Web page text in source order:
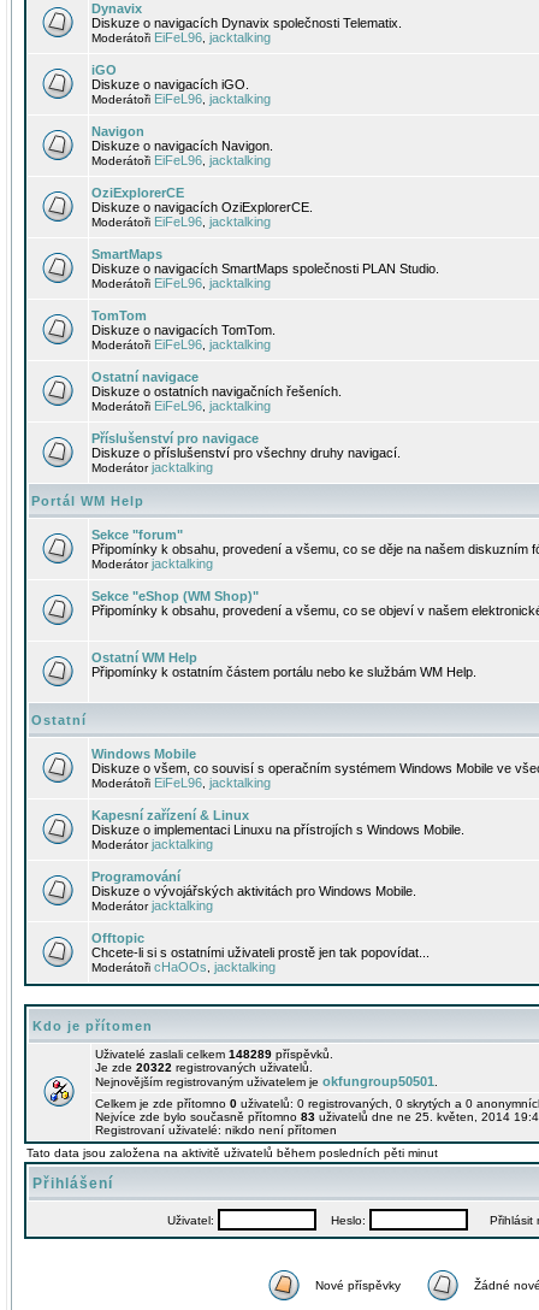
Dynavix
Diskuze o navigacích Dynavix společnosti Telematix.
Moderátoři EiFeL96 jacktalking
iGO
Diskuze o navigacích iGO.
Moderátoři EiFeL96 jacktalking
Navigon
Diskuze o navigacích Navigon.
Moderátoři EiFeL96 jacktalking
OziExplorerCE
Diskuze o navigacích OziExplorerCE.
Moderátoři EiFeL96 jacktalking
SmartMaps
Diskuze o navigacích SmartMaps společnosti PLAN Studio.
Moderátoři EiFeL96 jacktalking
TomTom
Diskuze o navigacích TomTom.
Moderátoři EiFeL96 jacktalking
Ostatní navigace
Diskuze o ostatních navigačních řešeních.
Moderátoři EiFeL96 jacktalking
Příslušenství pro navigace
Diskuze o příslušenství pro všechny druhy navigací.
Moderátorjacktalking
Portál WM Help
Sekce "forum"
Připomínky k obsahu, provedení a všemu, co se děje na našem diskuzním
Moderátorjacktalking
Sekce "eShop (WM Shop)"
Připomínky k obsahu, provedení a všemu, co se objeví v našem
Ostatní WM Help
Připomínky k ostatním částem portálu nebo ke službám WM Help.
Ostatní
Windows Mobile
Diskuze o všem, co souvisí s operačním systémem Windows Mobile ve
Moderátoři EiFeL96 jacktalking
Kapesní zařízení & Linux
Diskuze o implementaci Linuxu na přístrojích s Windows Mobile.
Moderátorjacktalking
Programování
Diskuze o vývojářských aktivitách pro Windows Mobile.
Moderátorjacktalking
Offtopic
Chcete-li si s ostatními uživateli prostě jen tak popovídat...
Moderátoři cHaOOs jacktalking
Kdo je přítomen
Uživatelé zaslali celkem 148289 příspěvků.
Je zde 20322 registrovaných uživatelů.
Nejnovějším registrovaným uživatelem je okfungroup50501
Celkem je zde přítomno 0 uživatelů: 0 registrovaných, 0 skrytých a 0
Nejvíce zde bylo současně přítomno 83 uživatelů dne ne 25. květen, 2014
Registrovaní uživatelé: nikdo není přítomen
Tato data jsou založena na aktivitě uživatelů během posledních pěti minut
Přihlášení
Uživatel: Heslo: Přihlásit
Nové příspěvky Žádné